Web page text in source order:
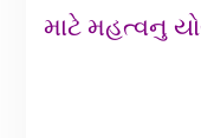
માટે મહત્વનુ